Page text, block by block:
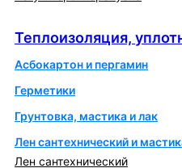
Теплоизоляция,
Асбокартон и пергамин
Герметики
Грунтовка, мастика и лак
Лен сантехнический и
Лен сантехнический